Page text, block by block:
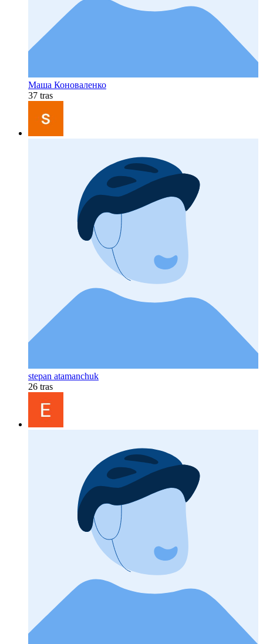
Маша Коноваленко
37 tras
stepan atamanchuk
26 tras